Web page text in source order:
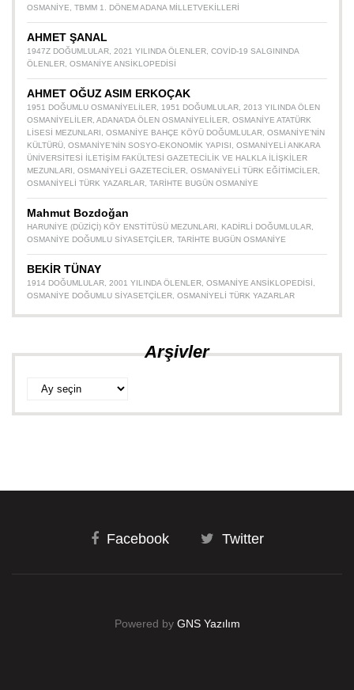
OSMANIYE
TBMM 1. DÖNEM ADANA MILLETVEKILLERI
AHMET ŞANAL
1947Z DOĞUMLULAR 2021 YILINDA ÖLENLER COVID-19 SALGININDA
ÖLENLER OSMANIYE ANSIKLOPEDISI
AHMET OĞUZ ASIM ERKOÇAK
1951 DOĞUMLU OSMANIYELILER 1951 DOĞUMLULAR 2013 YILINDA ÖLEN
OSMANIYELILER ADANA’DA ÖLEN OSMANIYELILER OSMANIYE ATATÜRK
LISESI MEZUNLARI
OSMANIYE BAHÇE KÖYÜ DOĞUMLULAR OSMANIYE’NIN
KÜLTÜRÜ OSMANIYE’NIN SOSYO-EKONOMIK YAPISI
OSMANIYELI ANKARA
ÜNIVERSITESI İLETIŞIM FAKÜLTESI GAZETECILIK VE HALKLA İLIŞKILER
MEZUNLARI
OSMANIYELI GAZETECILER OSMANIYELI TÜRK EĞITIMCILER
OSMANIYELI TÜRK YAZARLAR TARIHTE BUGÜN OSMANIYE
Mahmut Bozdoğan
HARUNIYE (DÜZIÇI) KÖY ENSTITÜSÜ MEZUNLARI KADIRLI DOĞUMLULAR
OSMANIYE DOĞUMLU SIYASETÇILER TARIHTE BUGÜN OSMANIYE
BEKİR TÜNAY
1914 DOĞUMLULAR 2001 YILINDA ÖLENLER OSMANIYE ANSIKLOPEDISI
OSMANIYE DOĞUMLU SIYASETÇILER OSMANIYELI TÜRK YAZARLAR
Arşivler
Arşivler
Facebook Twitter
Powered by GNS Yazılım